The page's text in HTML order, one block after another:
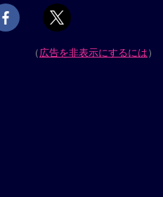
（広告を非表示にするには）